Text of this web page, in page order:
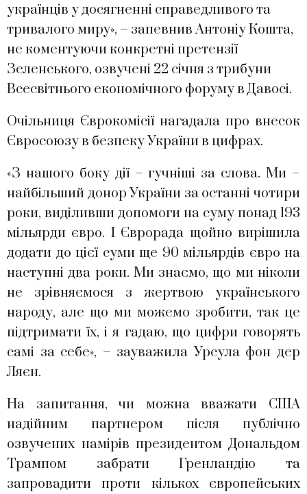
українців у досягненні справедливого та
тривалого миру», – запевнив Антоніу Кошта,
не коментуючи конкретні претензії
Зеленського, озвучені 22 січня з трибуни
Всесвітнього економічного форуму в Давосі.
Очільниця Єврокомісії нагадала про внесок
Євросоюзу в безпеку України в цифрах.
«З нашого боку дії – гучніші за слова. Ми –
найбільший донор України за останні чотири
роки, виділивши допомоги на суму понад 193
мільярди євро. І Єврорада щойно вирішила
додати до цієї суми ще 90 мільярдів євро на
наступні два роки. Ми знаємо, що ми ніколи
не зрівняємося з жертвою українського
народу, але що ми можемо зробити, так це
підтримати їх, і я гадаю, що цифри говорять
самі за себе», – зауважила Урсула фон дер
Ляєн.
На запитання, чи можна вважати США
надійним партнером після публічно
озвучених намірів президентом Дональдом
Трампом забрати Гренландію та
запровадити проти кількох європейських